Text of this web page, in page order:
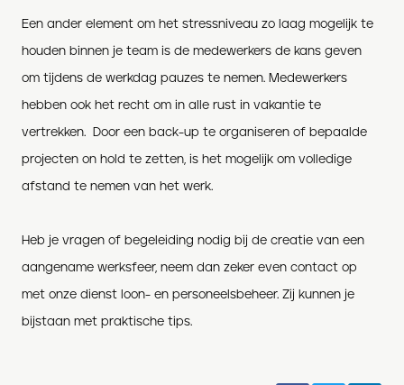
Een ander element om het stressniveau zo laag mogelijk te
houden binnen je team is de medewerkers de kans geven
om tijdens de werkdag pauzes te nemen. Medewerkers
hebben ook het recht om in alle rust in vakantie te
vertrekken. Door een back-up te organiseren of bepaalde
projecten on hold te zetten, is het mogelijk om volledige
afstand te nemen van het werk.
Heb je vragen of begeleiding nodig bij de creatie van een
aangename werksfeer, neem dan zeker even contact op
met onze dienst loon- en personeelsbeheer. Zij kunnen je
bijstaan met praktische tips.